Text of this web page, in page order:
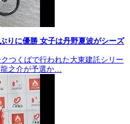
りに優勝 女子は丹野夏波がシーズ
つくばで行われた大東建託シリー
之介が予選か…